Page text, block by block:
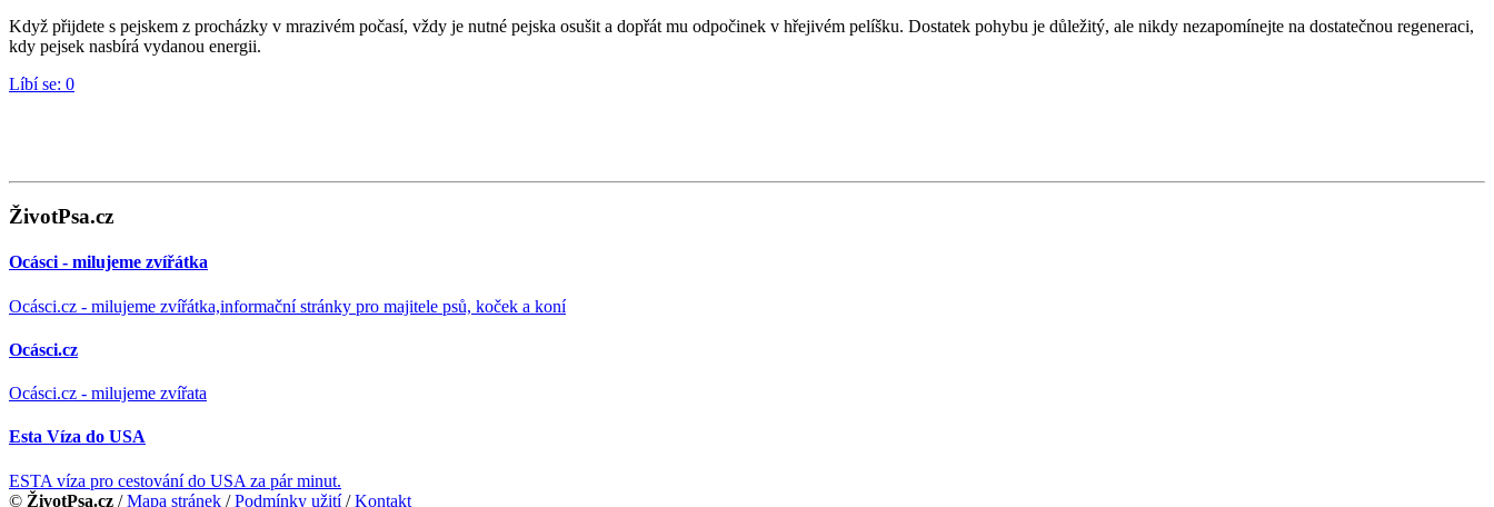
Když přijdete s pejskem z procházky v mrazivém počasí, vždy je nutné pejska osušit a dopřát mu odpočinek v hřejivém pelíšku. Dostatek pohybu je důležitý, ale nikdy nezapomínejte na dostatečnou regeneraci,
kdy pejsek nasbírá vydanou energii.
Líbí se: 0
ŽivotPsa.cz
Ocásci - milujeme zvířátka
Ocásci.cz - milujeme zvířátka,informační stránky pro majitele psů, koček a koní
Ocásci.cz
Ocásci.cz - milujeme zvířata
Esta Víza do USA
ESTA víza pro cestování do USA za pár minut.
© ŽivotPsa.cz /Mapa stránek /Podmínky užití/Kontakt